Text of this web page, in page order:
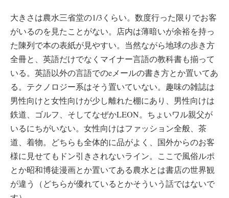
大きさは農水三省堂の1/3くらい。数度行った限りでお客
がいるのを見たことがない。店内は薄暗いが余裕を持っ
た陳列で本の表紙が見やすい。当然ながら地球の歩き方
全冊と、英語だけでなくマイナー言語の教科書も揃って
いる。英語以外の言語でのeメールの書き方とか置いてあ
る。テクノロジー系はそう置いていない。趣味の雑誌は
男性向けと女性向けが少し離れた棚にあり、男性向けは
鉄道、ゴルフ、そしてなぜかLEON。ちょいワル親父が
いるにちがいない。女性向けはファッション全般、茶
道、着物。どちらも全体的に品がよく、国外からのお客
様に見せてもドン引きされないライン。ここで風俗ルポ
とか昭和博徒漫画とか置いてある農水とは書店の世界観
が違う（どちらが優れているとかそういう話ではないで